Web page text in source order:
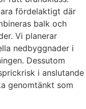
fördelaktigt där
balk och
Vi planerar
nedbyggnader i
Dessutom
i anslutande
genomtänkt som